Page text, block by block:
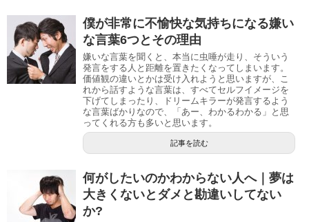
僕が非常に不愉快な気持ちになる嫌い
な言葉6つとその理由
嫌いな言葉を聞くと、本当に虫唾が走り、そういう
発言をする人と距離を置きたくなってしまいます 。
価値観の違いとかは受け入れようと思いますが、こ
れから話すような言葉は、すべてセルフイメージを
下げてしまったり、ドリームキラーが発言するよう
な言葉ばかりなので、「あー、わかるわかる」と思
ってくれる方も多いと思います。
記事を読む
何がしたいのかわからない人へ｜夢は
大きくないとダメと勘違いしてない
か?